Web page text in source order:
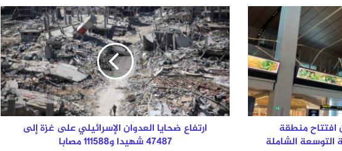
افتتاح منطقة
ارتفاع
ضحايا
العدوان
الإسرائيلي
على غزة إلى
47487
شهيدا
و111588
مصابا
ارتفاع ضحايا العدوان الإسرائيلي على غزة إلى
47487 شهيدا و111588 مصابا